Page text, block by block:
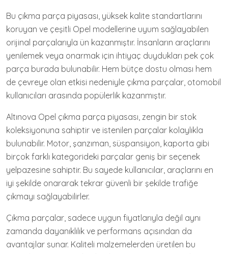
Bu çıkma parça piyasası, yüksek kalite standartlarını
koruyan ve çeşitli Opel modellerine uyum sağlayabilen
orijinal parçalarıyla ün kazanmıştır. İnsanların araçlarını
yenilemek veya onarmak için ihtiyaç duydukları pek çok
parça burada bulunabilir. Hem bütçe dostu olması hem
de çevreye olan etkisi nedeniyle çıkma parçalar, otomobil
kullanıcıları arasında popülerlik kazanmıştır.
Altınova Opel çıkma parça piyasası, zengin bir stok
koleksiyonuna sahiptir ve istenilen parçalar kolaylıkla
bulunabilir. Motor, şanzıman, süspansiyon, kaporta gibi
birçok farklı kategorideki parçalar geniş bir seçenek
yelpazesine sahiptir. Bu sayede kullanıcılar, araçlarını en
iyi şekilde onararak tekrar güvenli bir şekilde trafiğe
çıkmayı sağlayabilirler.
Çıkma parçalar, sadece uygun fiyatlarıyla değil aynı
zamanda dayanıklılık ve performans açısından da
avantajlar sunar. Kaliteli malzemelerden üretilen bu